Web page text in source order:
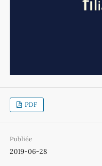
PDF
Publiée
2019-06-28